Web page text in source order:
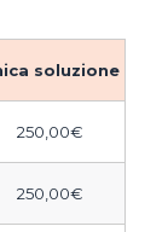
soluzione
250,00€
250,00€